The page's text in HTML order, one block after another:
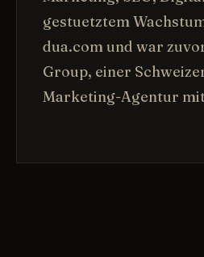
gestuetztem
dua.com und war
Group, einer
Marketing-Agentur